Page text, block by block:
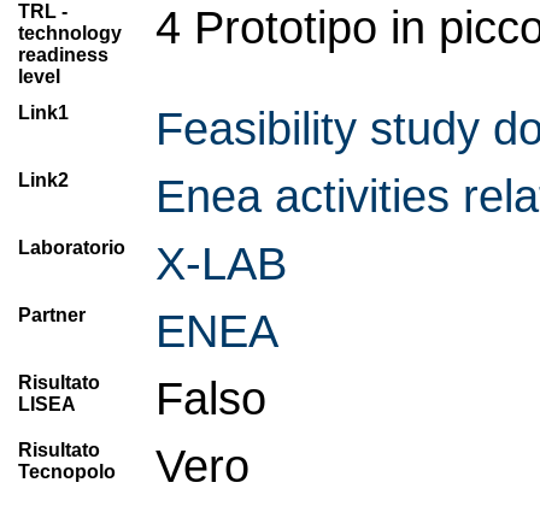
TRL -
technology
readiness
level
4 Prototipo in
Link1 Feasibility study
Link2 Enea activities
Laboratorio X-LAB
Partner ENEA
Risultato
LISEA
Falso
Risultato
Tecnopolo
Vero